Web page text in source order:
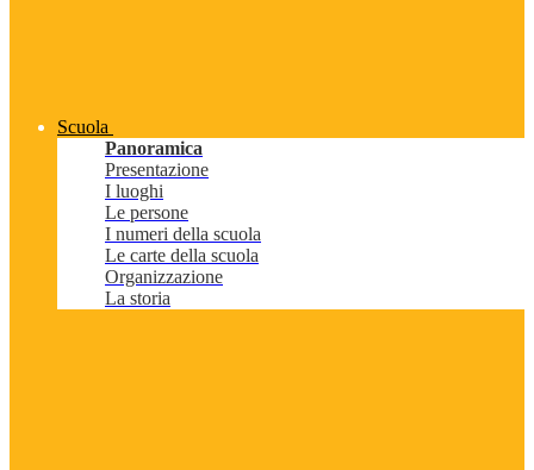
Scuola
Panoramica
Presentazione
I luoghi
Le persone
I numeri della scuola
Le carte della scuola
Organizzazione
La storia